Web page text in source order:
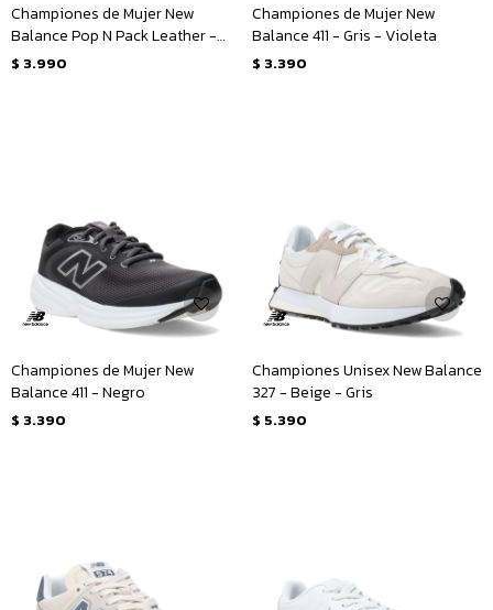
Championes de Mujer New
Balance Pop N Pack Leather -
Beige - Verde
$ 3.990
Championes de Mujer New
Balance 411 - Gris - Violeta
$ 3.390
Championes de Mujer New
Balance 411 - Negro
$ 3.390
Championes Unisex New Balance
327 - Beige - Gris
$ 5.390